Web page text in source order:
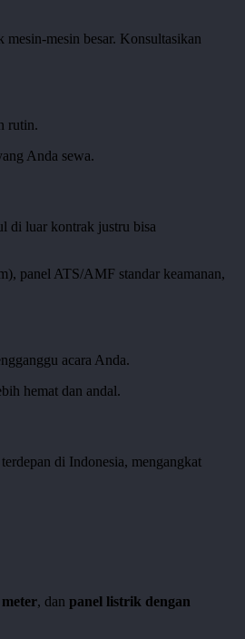
mesin besar. Konsultasikan
rutin.
Anda sewa.
di luar kontrak justru bisa
panel ATS/AMF standar keamanan,
acara Anda.
hemat dan andal.
di Indonesia, mengangkat
, dan panel listrik dengan